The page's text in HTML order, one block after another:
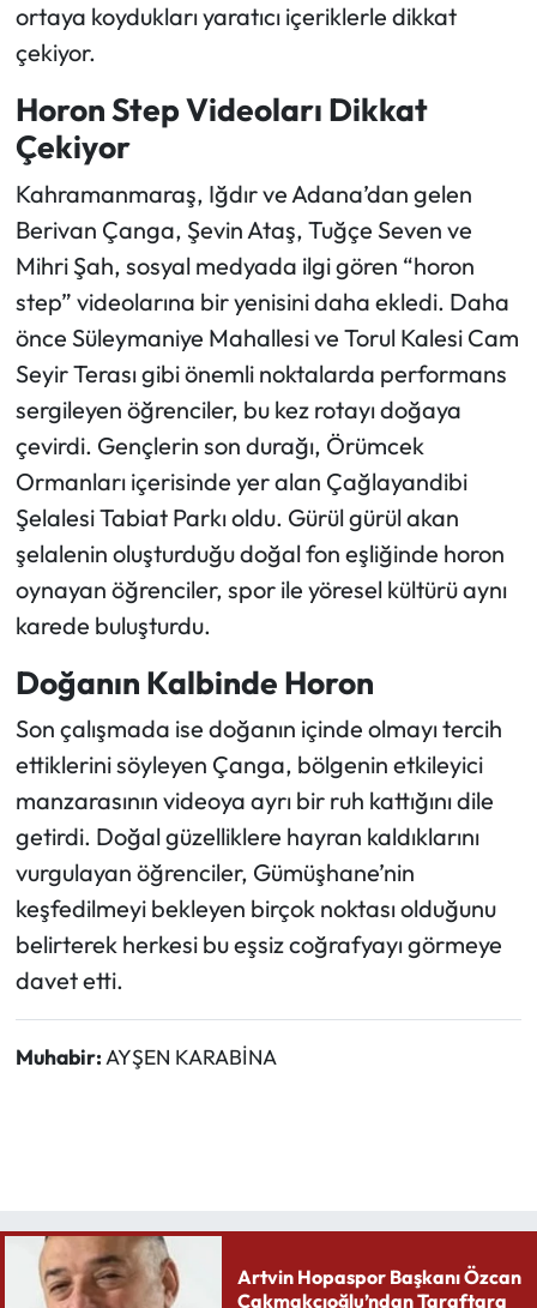
ortaya koydukları yaratıcı içeriklerle dikkat
çekiyor.
Horon Step Videoları Dikkat
Çekiyor
Kahramanmaraş, Iğdır ve Adana’dan gelen
Berivan Çanga, Şevin Ataş, Tuğçe Seven ve
Mihri Şah, sosyal medyada ilgi gören “horon
step” videolarına bir yenisini daha ekledi. Daha
önce Süleymaniye Mahallesi ve Torul Kalesi Cam
Seyir Terası gibi önemli noktalarda performans
sergileyen öğrenciler, bu kez rotayı doğaya
çevirdi. Gençlerin son durağı, Örümcek
Ormanları içerisinde yer alan Çağlayandibi
Şelalesi Tabiat Parkı oldu. Gürül gürül akan
şelalenin oluşturduğu doğal fon eşliğinde horon
oynayan öğrenciler, spor ile yöresel kültürü aynı
karede buluşturdu.
Doğanın Kalbinde Horon
Son çalışmada ise doğanın içinde olmayı tercih
ettiklerini söyleyen Çanga, bölgenin etkileyici
manzarasının videoya ayrı bir ruh kattığını dile
getirdi. Doğal güzelliklere hayran kaldıklarını
vurgulayan öğrenciler, Gümüşhane’nin
keşfedilmeyi bekleyen birçok noktası olduğunu
belirterek herkesi bu eşsiz coğrafyayı görmeye
davet etti.
Muhabir:AYŞEN KARABİNA
Artvin Hopaspor Başkanı Özcan
Çakmakçıoğlu’ndan Taraftara